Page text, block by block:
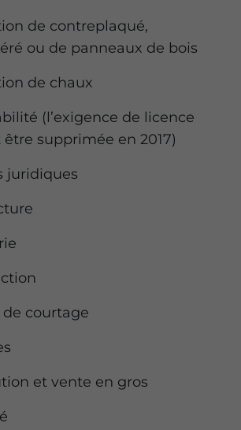
de contreplaqué,
ou de panneaux de bois
de chaux
(l’exigence de licence
être supprimée en 2017)
juridiques
courtage
et vente en gros